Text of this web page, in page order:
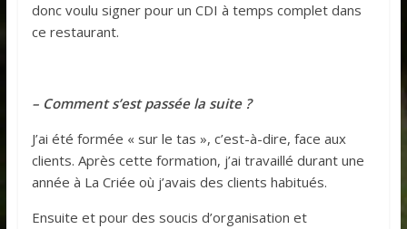
donc voulu signer pour un CDI à temps complet dans
ce restaurant.
– Comment s’est passée la suite ?
J’ai été formée « sur le tas », c’est-à-dire, face aux
clients. Après cette formation, j’ai travaillé durant une
année à La Criée où j’avais des clients habitués.
Ensuite et pour des soucis d’organisation et